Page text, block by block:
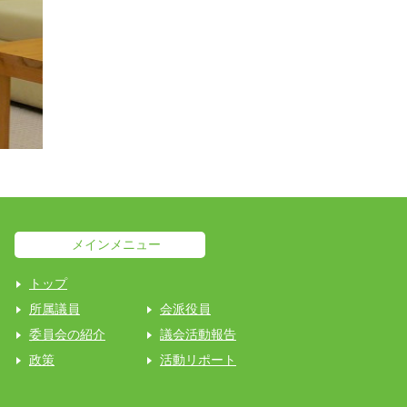
メインメニュー
トップ
所属議員
会派役員
委員会の紹介
議会活動報告
政策
活動リポート